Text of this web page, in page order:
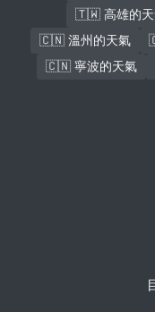
🇹🇼 高雄的天
🇨🇳 溫州的天氣
🇨🇳 寧波的天氣